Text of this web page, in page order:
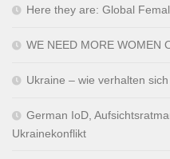
Here they are: Global
WE NEED MORE WOMEN
Ukraine – wie verhalten
German IoD,
Ukrainekonflikt